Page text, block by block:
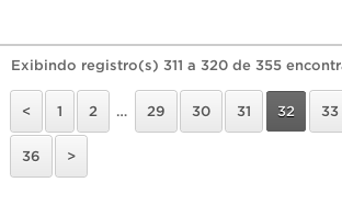
Exibindo registro(s) 311 a 320 de 355
< 1 2 … 29 30 31 32 33
36 >